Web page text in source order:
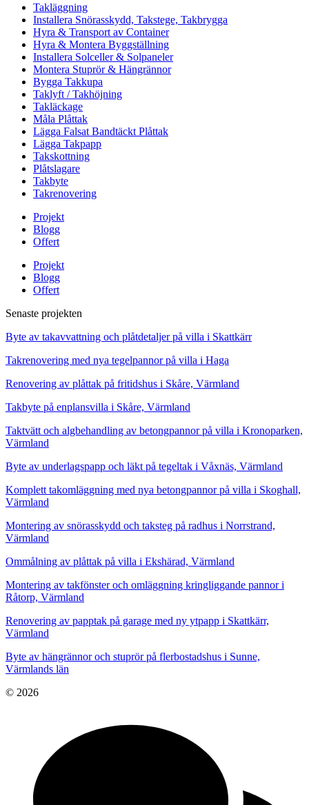
Takläggning
Installera Snörasskydd, Takstege, Takbrygga
Hyra & Transport av Container
Hyra & Montera Byggställning
Installera Solceller & Solpaneler
Montera Stuprör & Hängrännor
Bygga Takkupa
Taklyft / Takhöjning
Takläckage
Måla Plåttak
Lägga Falsat Bandtäckt Plåttak
Lägga Takpapp
Takskottning
Plåtslagare
Takbyte
Takrenovering
Projekt
Blogg
Offert
Projekt
Blogg
Offert
Senaste projekten
Byte av takavvattning och plåtdetaljer på villa i Skattkärr
Takrenovering med nya tegelpannor på villa i Haga
Renovering av plåttak på fritidshus i Skåre, Värmland
Takbyte på enplansvilla i Skåre, Värmland
Taktvätt och algbehandling av betongpannor på villa i Kronoparken,
Värmland
Byte av underlagspapp och läkt på tegeltak i Våxnäs, Värmland
Komplett takomläggning med nya betongpannor på villa i Skoghall,
Värmland
Montering av snörasskydd och taksteg på radhus i Norrstrand,
Värmland
Ommålning av plåttak på villa i Ekshärad, Värmland
Montering av takfönster och omläggning kringliggande pannor i
Råtorp, Värmland
Renovering av papptak på garage med ny ytpapp i Skattkärr,
Värmland
Byte av hängrännor och stuprör på flerbostadshus i Sunne,
Värmlands län
© 2026